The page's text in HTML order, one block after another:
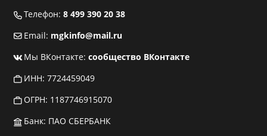
Телефон: 8 499 390 20 38
Email: mgkinfo@mail.ru
Мы ВКонтакте: сообщество ВКонтакте
ИНН: 7724459049
ОГРН: 1187746915070
Банк: ПАО СБЕРБАНК